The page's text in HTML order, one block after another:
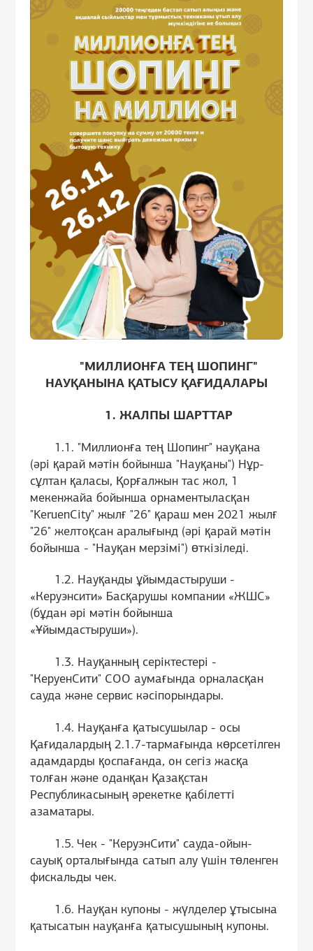
"МИЛЛИОНҒА ТЕҢ ШОПИНГ"
НАУҚАНЫНА ҚАТЫСУ ҚАҒИДАЛАРЫ
1. ЖАЛПЫ ШАРТТАР
1.1. "Миллионға тең Шопинг" науқана
(әрі қарай мәтін бойынша "Науқаны") Нұр-
сұлтан қаласы, Қорғалжын тас жол, 1
мекенжайа бойынша орнаментыласқан
"KeruenCity" жылғ "26" қараш мен 2021 жылғ
"26" желтоқсан аралығынд (әрі қарай мәтін
бойынша - "Науқан мерзімі") өткізіледі.
1.2. Науқанды ұйымдастыруши -
«Керуэнсити» Басқарушы компании «ЖШС»
(бұдан әрі мәтін бойынша
«Ұйымдастыруши»).
1.3. Науқанның серіктестері -
"КеруенСити" СОО аумағында орналасқан
сауда және сервис кәсіпорындары.
1.4. Науқанға қатысушылар - осы
Қағидалардың 2.1.7-тармағында көрсетілген
адамдарды қоспағанда, он сегіз жасқа
толған және оданқан Қазақстан
Республикасының әрекетке қабілетті
азаматары.
1.5. Чек - "КеруэнСити" сауда-ойын-
сауық орталығында сатып алу үшін төленген
фискальды чек.
1.6. Науқан купоны - жүлделер ұтысына
қатысатын науқанға қатысушының купоны.